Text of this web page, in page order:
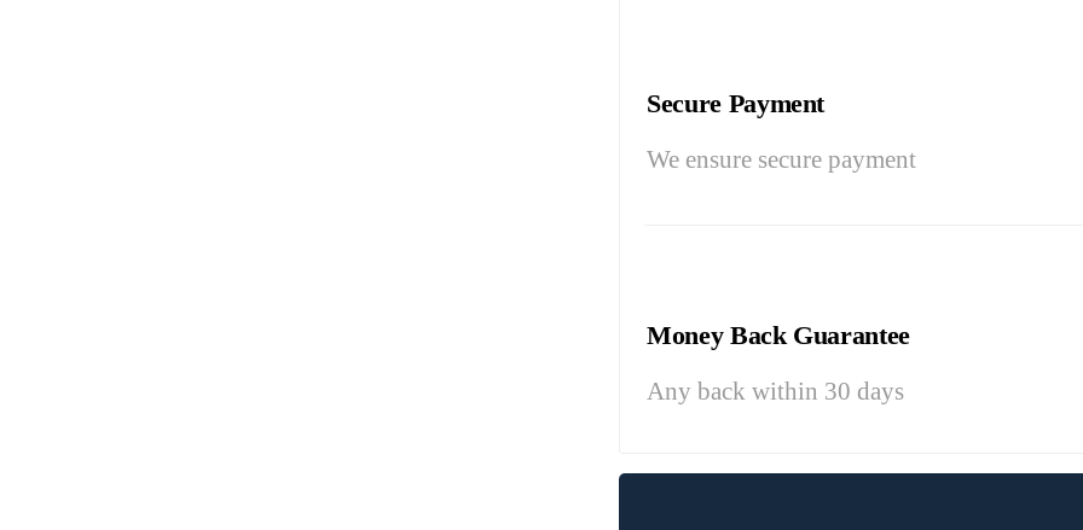
Secure Payment
We ensure secure payment
Money Back Guarantee
Any back within 30 days